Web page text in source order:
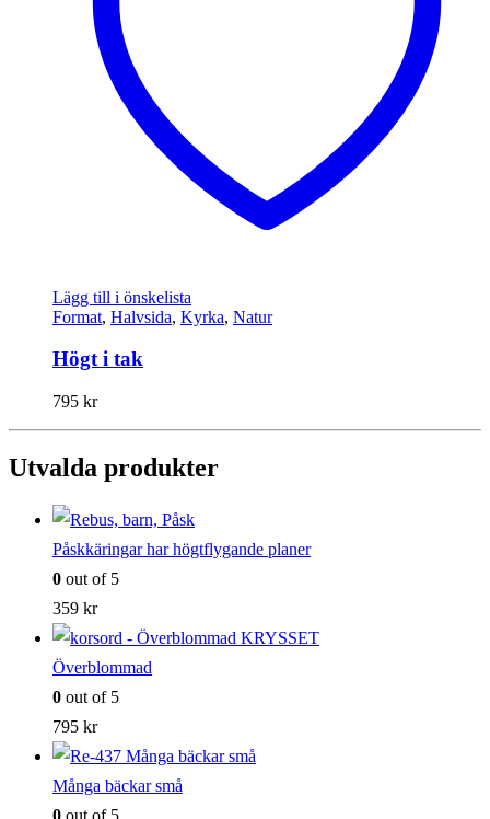
Lägg till i önskelista
Format, Halvsida, Kyrka, Natur
Högt i tak
795 kr
Utvalda produkter
Påskkäringar har högtflygande planer
0 out of 5
359 kr
Överblommad
0 out of 5
795 kr
Många bäckar små
0 out of 5